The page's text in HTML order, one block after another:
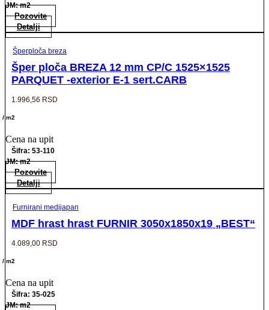
JM: m2
Pozovite
Detalji
Šperploča breza
Šper ploča BREZA 12 mm CP/C 1525×1525
PARQUET -exterior E-1 sert.CARB
1.996,56 RSD
/ m2
Cena na upit
Šifra: 53-110
JM: m2
Pozovite
Detalji
Furnirani medijapan
MDF hrast hrast FURNIR 3050x1850x19 „BEST“
4.089,00 RSD
/ m2
Cena na upit
Šifra: 35-025
JM: m2